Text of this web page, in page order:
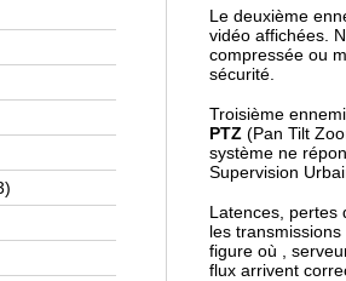
Le deuxième
vidéo affichées.
compressée ou
sécurité.
Troisième
PTZ (Pan Tilt
système ne
Supervision
Latences, pertes
les
figure où ,
flux arrivent